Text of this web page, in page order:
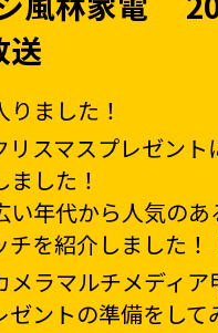
あの頃青春グラ
送
りました！
リスマスプレゼント
した！
い年代から人気の
チを紹介しました！
メラマルチメディア
ゼントの準備をして